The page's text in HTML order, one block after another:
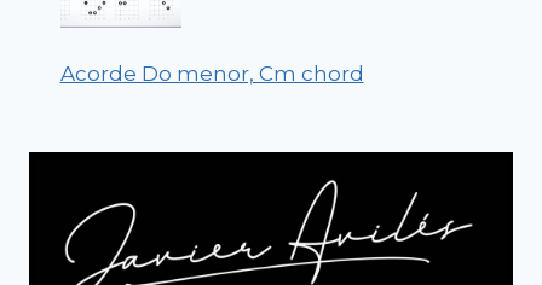
Acorde Do menor, Cm chord